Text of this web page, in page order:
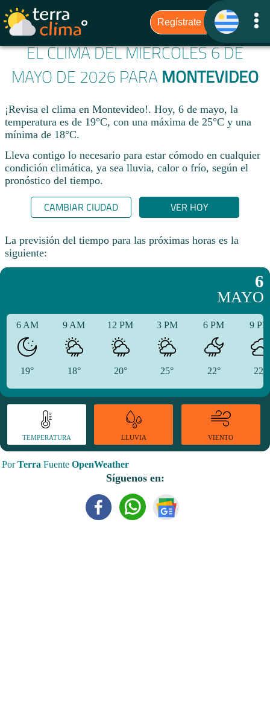
EL CLIMA DEL MIÉRCOLES 6 DE
MAYO DE 2026 PARA MONTEVIDEO
¡Revisa el clima en Montevideo!. Hoy, 6 de mayo, la
temperatura es de 19°C, con una máxima de 25°C y una
mínima de 18°C.​
Lleva contigo lo necesario para estar cómodo en cualquier
condición climática, ya sea lluvia, calor o frío, según el
pronóstico del tiempo.
CAMBIAR CIUDAD VER HOY
La previsión del tiempo para las próximas horas es la
siguiente:
6
MAYO
6 AM
19°
9 AM
18°
12 PM
20°
3 PM
25°
6 PM
22°
9
22°
TEMPERATURA LLUVIA VIENTO
PorTerra Fuente OpenWeather
Síguenos en: